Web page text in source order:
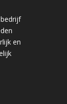
en